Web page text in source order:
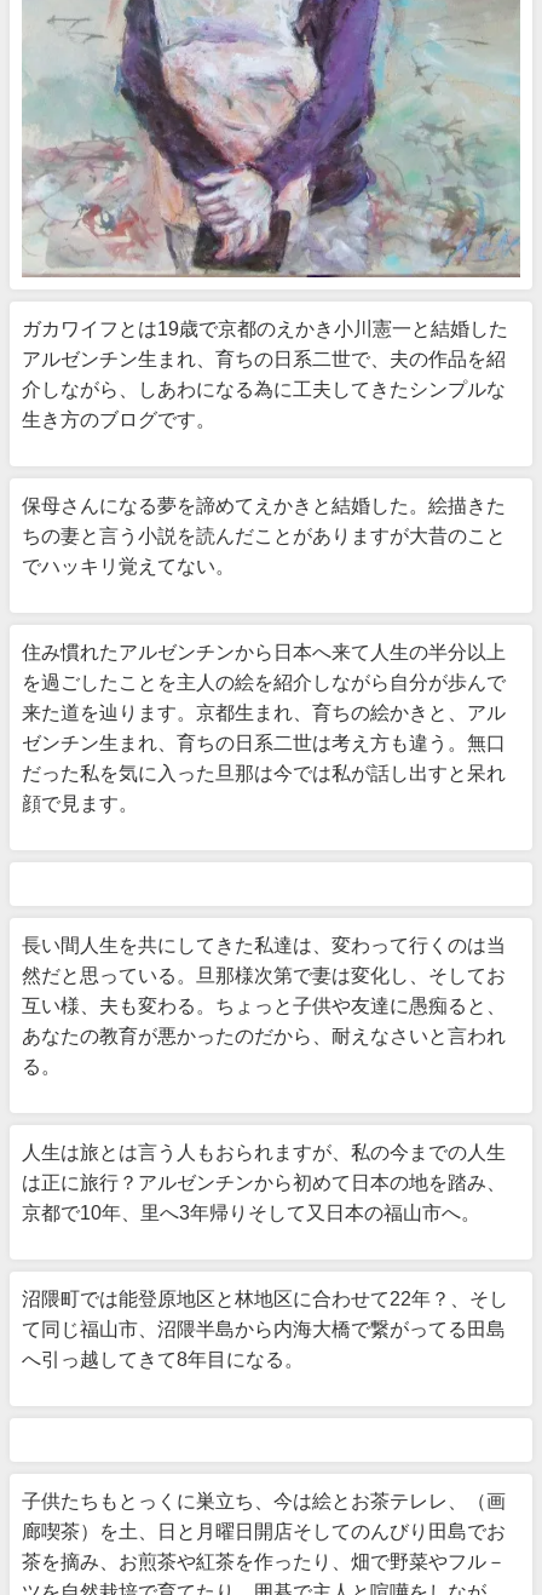
ガカワイフとは19歳で京都のえかき小川憲一と結婚した
アルゼンチン生まれ、育ちの日系二世で、夫の作品を紹
介しながら、しあわになる為に工夫してきたシンプルな
生き方のブログです。
保母さんになる夢を諦めてえかきと結婚した。絵描きた
ちの妻と言う小説を読んだことがありますが大昔のこと
でハッキリ覚えてない。
住み慣れたアルゼンチンから日本へ来て人生の半分以上
を過ごしたことを主人の絵を紹介しながら自分が歩んで
来た道を辿ります。京都生まれ、育ちの絵かきと、アル
ゼンチン生まれ、育ちの日系二世は考え方も違う。無口
だった私を気に入った旦那は今では私が話し出すと呆れ
顔で見ます。
長い間人生を共にしてきた私達は、変わって行くのは当
然だと思っている。旦那様次第で妻は変化し、そしてお
互い様、夫も変わる。ちょっと子供や友達に愚痴ると、
あなたの教育が悪かったのだから、耐えなさいと言われ
る。
人生は旅とは言う人もおられますが、私の今までの人生
は正に旅行？アルゼンチンから初めて日本の地を踏み、
京都で10年、里へ3年帰りそして又日本の福山市へ。
沼隈町では能登原地区と林地区に合わせて22年？、そし
て同じ福山市、沼隈半島から内海大橋で繋がってる田島
へ引っ越してきて8年目になる。
子供たちもとっくに巣立ち、今は絵とお茶テレレ、（画
廊喫茶）を土、日と月曜日開店そしてのんびり田島でお
茶を摘み、お煎茶や紅茶を作ったり、畑で野菜やフル－